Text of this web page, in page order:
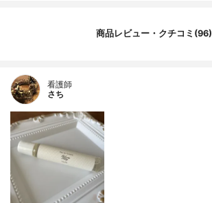
商品レビュー・クチコミ(96)
看護師
さち